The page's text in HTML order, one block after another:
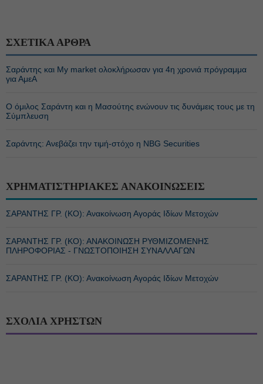
ΣΧΕΤΙΚΑ ΑΡΘΡΑ
Σαράντης και My market ολοκλήρωσαν για 4η χρονιά πρόγραμμα
για ΑμεΑ
Ο όμιλος Σαράντη και η Μασούτης ενώνουν τις δυνάμεις τους με τη
Σύμπλευση
Σαράντης: Ανεβάζει την τιμή-στόχο η NBG Securities
ΧΡΗΜΑΤΙΣΤΗΡΙΑΚΕΣ ΑΝΑΚΟΙΝΩΣΕΙΣ
ΣΑΡΑΝΤΗΣ ΓΡ. (ΚΟ): Ανακοίνωση Αγοράς Ιδίων Μετοχών
ΣΑΡΑΝΤΗΣ ΓΡ. (ΚΟ): ΑΝΑΚΟΙΝΩΣΗ ΡΥΘΜΙΖΟΜΕΝΗΣ
ΠΛΗΡΟΦΟΡΙΑΣ - ΓΝΩΣΤΟΠΟΙΗΣΗ ΣΥΝΑΛΛΑΓΩΝ
ΣΑΡΑΝΤΗΣ ΓΡ. (ΚΟ): Ανακοίνωση Αγοράς Ιδίων Μετοχών
ΣΧΟΛΙΑ ΧΡΗΣΤΩΝ